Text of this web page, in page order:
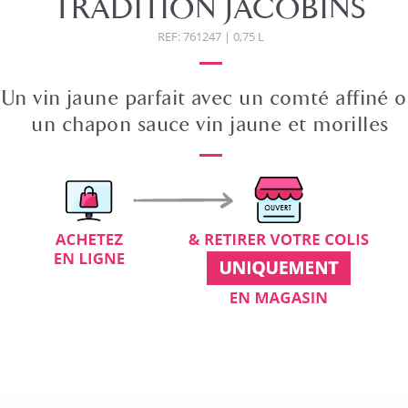
TRADITION JACOBINS
REF: 761247 | 0,75 L
Un vin jaune parfait avec un comté affiné
un chapon sauce vin jaune et morilles